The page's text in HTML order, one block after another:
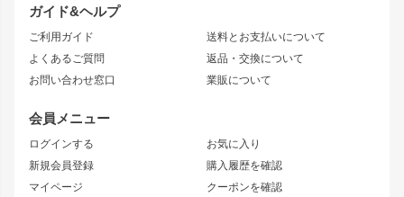
ガイド&ヘルプ
ご利用ガイド
よくあるご質問
お問い合わせ窓口
送料とお支払いについて
返品・交換について
業販について
会員メニュー
ログインする
新規会員登録
マイページ
お気に入り
購入履歴を確認
クーポンを確認
JZX90 CHASER
JZX110 MARK II
JZX100 MARK II
JZX90 MARK II
トレノ
マークX
アリスト
ソアラ
アルテッツァ
ニッサン
エアロシリーズ
ドリフトライン
風神
雷神
レーシングライン
アタックライン
ストリームライン